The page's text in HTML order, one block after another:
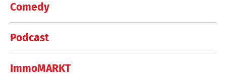
Comedy
Podcast
ImmoMARKT